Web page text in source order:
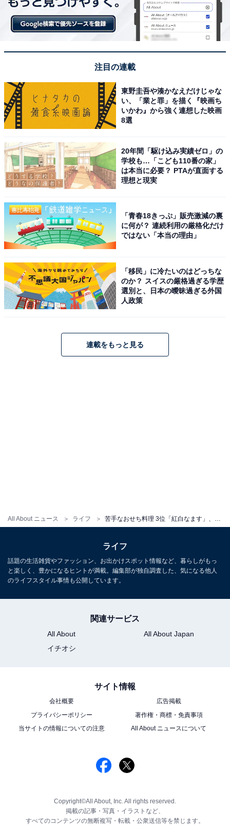
All About ニュース ライフ 苦手なおせち料理 3位「紅白なます」、2位「黒豆」では1位は？ 「食感が苦手」「しょっぱすぎ」なあの料理
注目の連載
東野圭吾や湊かなえだけじゃな
い、「業と罪」を描く『映画ち
いかわ』から強く連想した映画
8選
20年間「駆け込み実績ゼロ」の
学校も…「こども110番の家」
は本当に必要？ PTAが直面する
理想と現実
「青春18きっぷ」販売激減の裏
に何が？ 連続利用の厳格化だけ
ではない「本当の理由」
「移民」に冷たいのはどっちな
のか？ スイスの厳格過ぎる学歴
選別と、日本の曖昧過ぎる外国
人政策
連載をもっと見る
ライフ
話題の生活雑貨やファッション、お出かけスポット情報など、暮らしがもっ
と楽しく、豊かになるヒントが満載。編集部が独自調査した、気になる他人
のライフスタイル事情も公開しています。
関連サービス
All About
All About Japan
イチオシ
サイト情報
会社概要
広告掲載
プライバシーポリシー
著作権・商標・免責事項
当サイトの情報についての注意
All About ニュースについて
Copyright©All About, Inc. All rights reserved.
掲載の記事・写真・イラストなど、
すべてのコンテンツの無断複写・転載・公衆送信等を禁じます。